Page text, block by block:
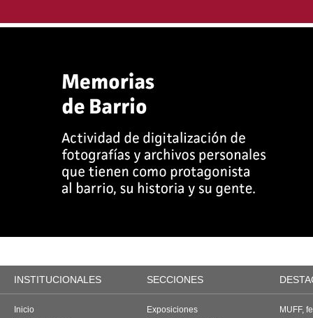
INSTITUCIONALES SECCIONES
Inicio
Exposiciones
MUFF,